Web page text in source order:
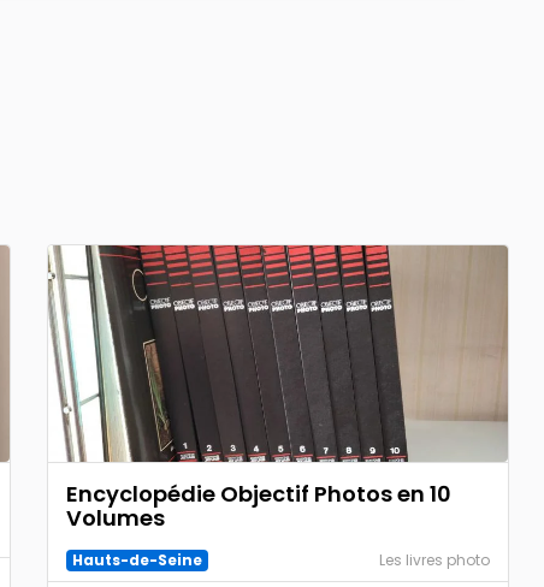
Encyclopédie Objectif Photos en 10
Volumes
Hauts-de-Seine Les livres photo